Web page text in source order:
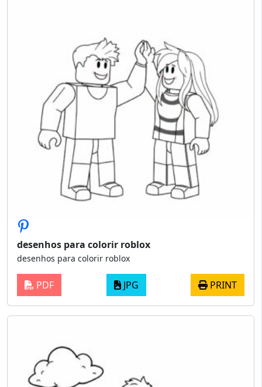
desenhos para colorir roblox
desenhos para colorir roblox
PDF JPG PRINT